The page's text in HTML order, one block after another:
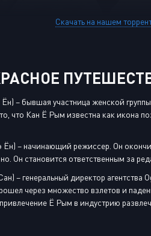
Скачать на нашем
– бывшая участница женской
что Кан Ё Рым известна как икона
– начинающий режиссер. Он
Он становится ответственным за
– генеральный директор
через множество взлетов и
привлечение Ё Рым в индустрию